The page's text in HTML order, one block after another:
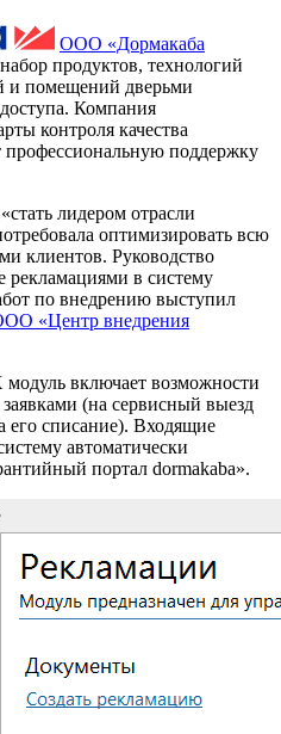
ООО «Дормакаба
продуктов, технологий
и помещений дверьми
Компания
контроля качества
профессиональную поддержку
лидером отрасли
оптимизировать всю
клиентов. Руководство
рекламациями в систему
по внедрению выступил
«Центр внедрения
включает возможности
(на сервисный выезд
его списание). Входящие
автоматически
портал dormakaba».